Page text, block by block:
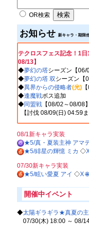
OR検索
お知らせ新キャラ・期限
テクロスフェス記念！1
08/13】
◆夢幻の塔シーズン【06/
◆夢幻の塔 双シーズン【
◆異界からの侵略者(光)【
◆逢魔戦ボス追加
◆同盟戦【08/02～08/08】
【討伐 08/09(日 ) 04:59ま
08/1新キャラ実装
★5/真・夏装主神 アマ
★5/緋星の輝憶 ミカ ◇
07/30新キャラ実装
★5/眩い愛夏 アイ ◇X🌐
開催中イベント
◆太陽ギラギラ★真夏の
07/30(木) 18:00 ～ 08/